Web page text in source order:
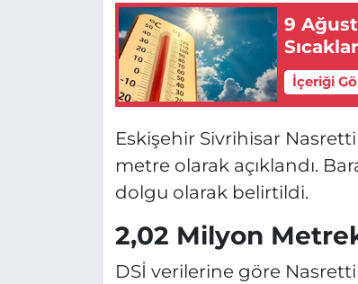
9
İçeriği
Eskişehir Sivrihisar
metre olarak açıklandı.
dolgu olarak belirtildi.
2,02 Milyon
DSİ verilerine göre